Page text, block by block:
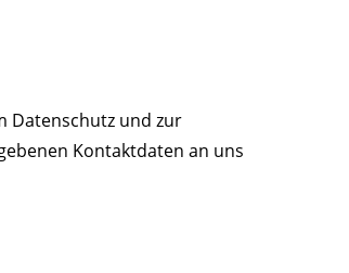
Datenschutz und zur
Kontaktdaten an uns